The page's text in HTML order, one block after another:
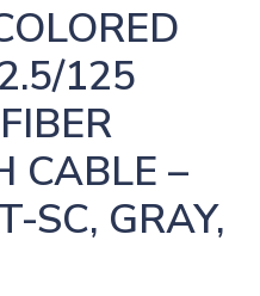
125
CABLE –
SC, GRAY,